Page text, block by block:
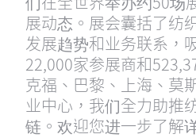
展动态。展会囊括了纺
发展趋势和业务联系，
22,000家参展商和
克福、巴黎、上海、莫
业中心，我们全力助推
链。欢迎您进一步了解